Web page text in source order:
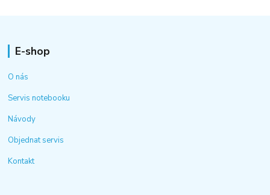
E-shop
O nás
Servis notebooku
Návody
Objednat servis
Kontakt